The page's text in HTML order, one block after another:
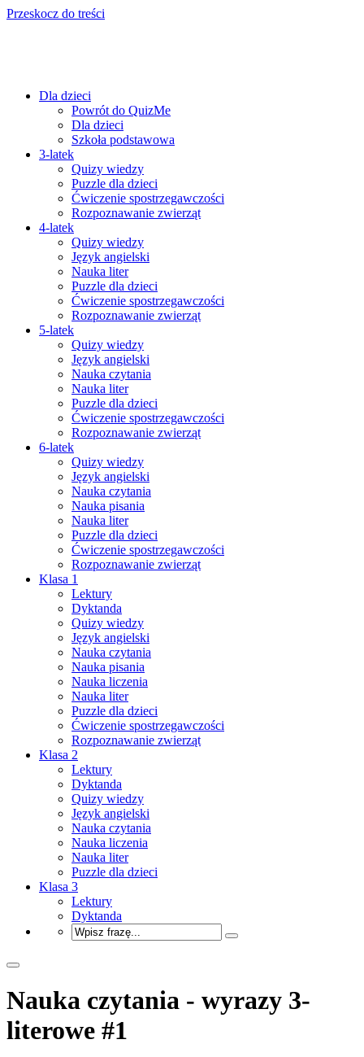
Przeskocz do treści
Dla dzieci
Powrót do QuizMe
Dla dzieci
Szkoła podstawowa
3-latek
Quizy wiedzy
Puzzle dla dzieci
Ćwiczenie spostrzegawczości
Rozpoznawanie zwierząt
4-latek
Quizy wiedzy
Język angielski
Nauka liter
Puzzle dla dzieci
Ćwiczenie spostrzegawczości
Rozpoznawanie zwierząt
5-latek
Quizy wiedzy
Język angielski
Nauka czytania
Nauka liter
Puzzle dla dzieci
Ćwiczenie spostrzegawczości
Rozpoznawanie zwierząt
6-latek
Quizy wiedzy
Język angielski
Nauka czytania
Nauka pisania
Nauka liter
Puzzle dla dzieci
Ćwiczenie spostrzegawczości
Rozpoznawanie zwierząt
Klasa 1
Lektury
Dyktanda
Quizy wiedzy
Język angielski
Nauka czytania
Nauka pisania
Nauka liczenia
Nauka liter
Puzzle dla dzieci
Ćwiczenie spostrzegawczości
Rozpoznawanie zwierząt
Klasa 2
Lektury
Dyktanda
Quizy wiedzy
Język angielski
Nauka czytania
Nauka liczenia
Nauka liter
Puzzle dla dzieci
Klasa 3
Lektury
Dyktanda
Nauka czytania - wyrazy 3-
literowe #1